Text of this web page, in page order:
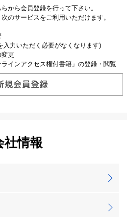
から会員登録を行って下さい。
のサービスをご利用いただけます。
力いただく必要がなくなります)
変更
インアクセス権付書籍」の登録・閲覧
社情報